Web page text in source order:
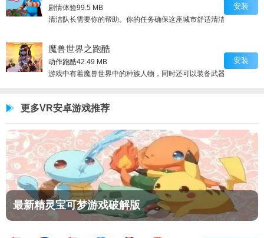
剧情体验99.5 MB
清洁队长需要你的帮助。你的任务确保这座城市舒适清洁，无论刮
安装
魔兽世界之跑酷
动作跑酷42.49 MB
游戏中有着魔兽世界中的种族人物，同时还可以装备武器护甲，通
安装
更多VR安卓游戏推荐
最新精灵宝可梦游戏破解版